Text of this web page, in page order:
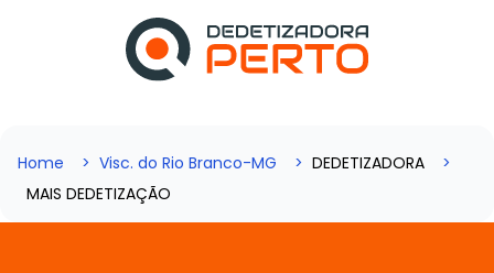
Home Visc. do Rio Branco-MG
DEDETIZADORA
MAIS DEDETIZAÇÃO